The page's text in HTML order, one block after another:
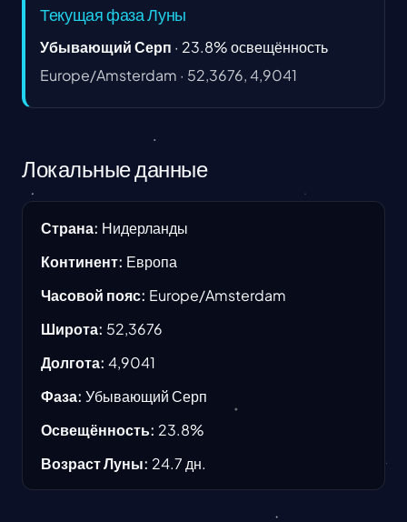
Текущая фаза Луны
Убывающий Серп · 23.8%освещённость
Europe/Amsterdam · 52,3676, 4,9041
Локальные данные
Страна: Нидерланды
Континент: Европа
Часовой пояс: Europe/Amsterdam
Широта: 52,3676
Долгота: 4,9041
Фаза: Убывающий Серп
Освещённость: 23.8%
Возраст Луны: 24.7 дн.